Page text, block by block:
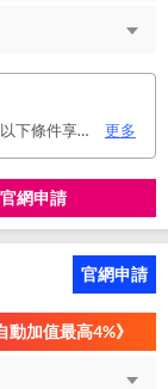
次年年費：2000元(有條件免年費), 第二年起符合以下條件享年費優惠辦法 • 使用非紙本帳單(電子帳單或行動帳單)終身免年費 • 前一年消費滿 8 萬或 12 次享次年免年費
更多
官網申請
官網申請
加值最高4%》